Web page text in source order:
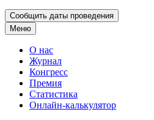
Сообщить даты проведения
Меню
О нас
Журнал
Конгресс
Премия
Статистика
Онлайн-калькулятор